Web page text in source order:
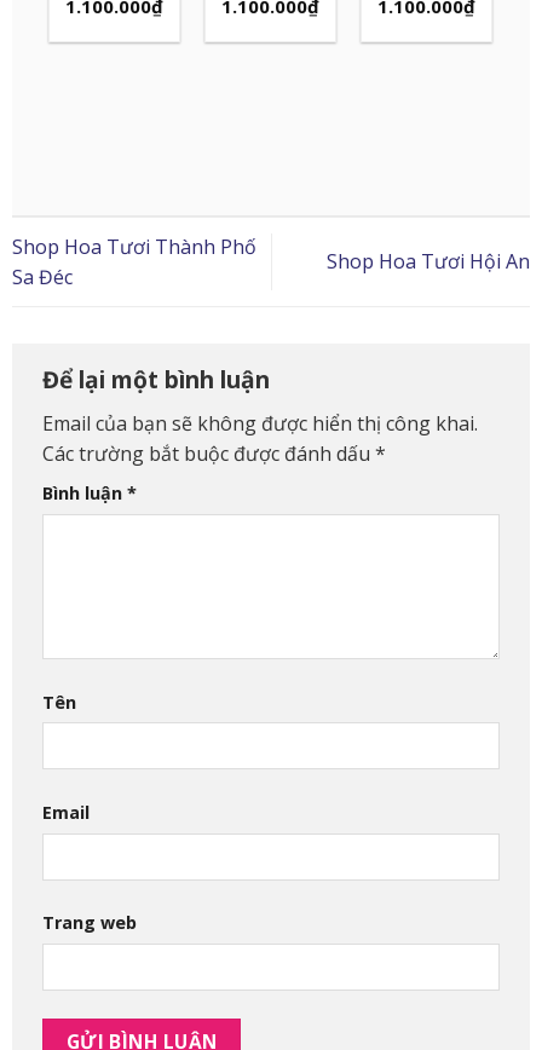
1.100.000₫ 1.100.000₫ 1.100.000₫
Shop Hoa Tươi Thành Phố
Sa Đéc
Shop Hoa Tươi Hội An
Để lại một bình luận
Email của bạn sẽ không được hiển thị công khai.
Các trường bắt buộc được đánh dấu *
Bình luận *
Tên
Email
Trang web